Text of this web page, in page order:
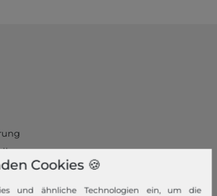
Cookies 🍪
und ähnliche Technologien ein, um die